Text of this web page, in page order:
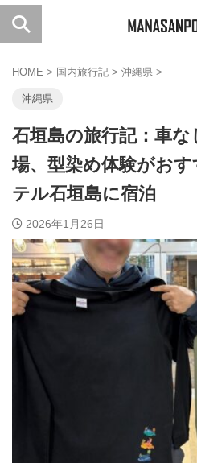
HOME > 国内旅行記 > 沖縄県 >
沖縄県
石垣島の旅行記：車
場、型染め体験がお
テル石垣島に宿泊
2026年1月26日